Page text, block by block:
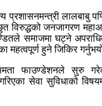
प्रशासनमन्त्री लालबाबु
विरुद्धको जनजागरण
समाजमा घट्ने
महत्वपूर्ण हुने जिकिर
फाउण्डेशनले सुरु
सेवा सुविधाको